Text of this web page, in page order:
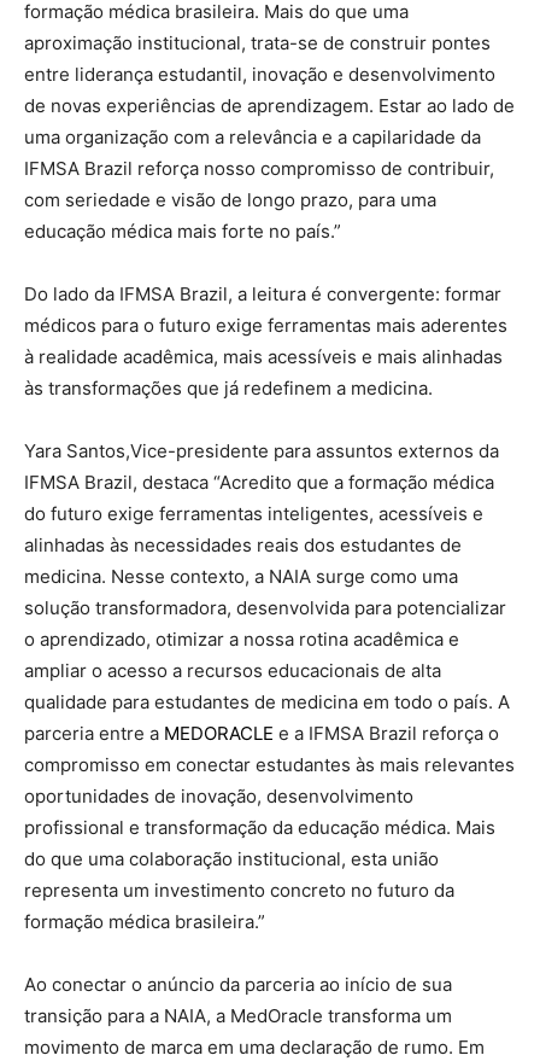
formação médica brasileira. Mais do que uma
aproximação institucional, trata-se de construir pontes
entre liderança estudantil, inovação e desenvolvimento
de novas experiências de aprendizagem. Estar ao lado de
uma organização com a relevância e a capilaridade da
IFMSA Brazil reforça nosso compromisso de contribuir,
com seriedade e visão de longo prazo, para uma
educação médica mais forte no país.”
Do lado da IFMSA Brazil, a leitura é convergente: formar
médicos para o futuro exige ferramentas mais aderentes
à realidade acadêmica, mais acessíveis e mais alinhadas
às transformações que já redefinem a medicina.
Yara Santos,Vice-presidente para assuntos externos da
IFMSA Brazil, destaca “Acredito que a formação médica
do futuro exige ferramentas inteligentes, acessíveis e
alinhadas às necessidades reais dos estudantes de
medicina. Nesse contexto, a NAIA surge como uma
solução transformadora, desenvolvida para potencializar
o aprendizado, otimizar a nossa rotina acadêmica e
ampliar o acesso a recursos educacionais de alta
qualidade para estudantes de medicina em todo o país. A
parceria entre a MEDORACLE e a IFMSA Brazil reforça o
compromisso em conectar estudantes às mais relevantes
oportunidades de inovação, desenvolvimento
profissional e transformação da educação médica. Mais
do que uma colaboração institucional, esta união
representa um investimento concreto no futuro da
formação médica brasileira.”
Ao conectar o anúncio da parceria ao início de sua
transição para a NAIA, a MedOracle transforma um
movimento de marca em uma declaração de rumo. Em